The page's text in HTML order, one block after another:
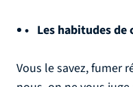
Les habitudes
Vous le savez, fumer